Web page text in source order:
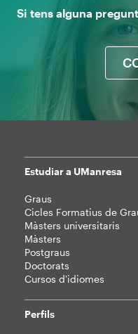
Si tens alguna
Mapa
web
Estudiar a UManresa
Graus
Cicles Formatius de
Màsters universitaris
Màsters
Postgraus
Doctorats
Cursos d'idiomes
Perfils